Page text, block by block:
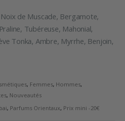
Noix de Muscade, Bergamote,
Tubéreuse, Mahonial,
Tonka, Ambre, Myrrhe, Benjoin,
, Femmes, Hommes,
, Nouveautés
, Parfums Orientaux, Prix mini -20€